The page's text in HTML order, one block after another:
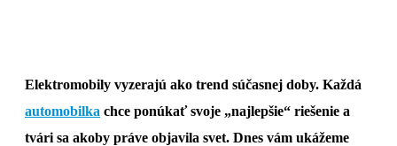
Elektromobily vyzerajú ako trend súčasnej doby. Každá
automobilka chce ponúkať svoje „najlepšie“ riešenie a
tvári sa akoby práve objavila svet. Dnes vám ukážeme